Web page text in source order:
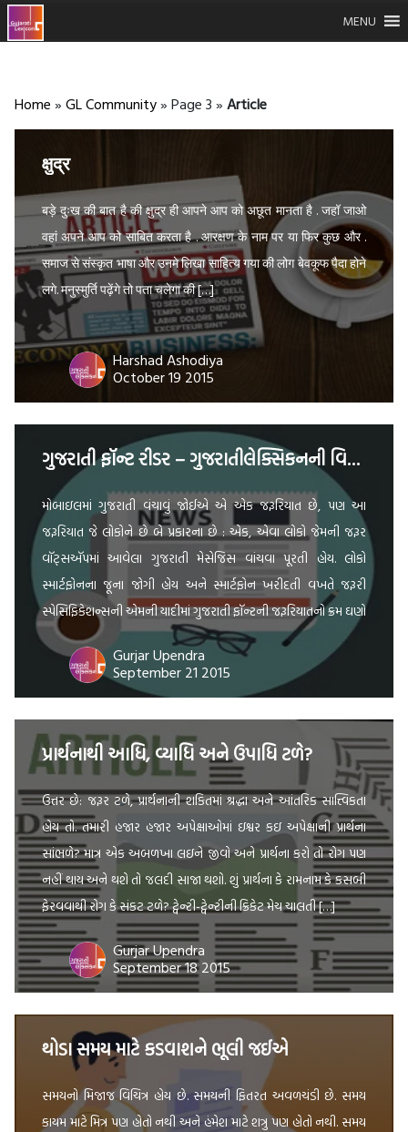
MENU
Home » GL Community» Page 3 » Article
क्षुद्र
बड़े दुःख की बात है की क्षुद्र ही आपने आप को अछूत मानता है . जहॉ जाओ
वहां अपने आप को साबित करता है . आरक्षण के नाम पर या फिर कुछ और .
समाज से संस्कृत भाषा और उनमे लिखा साहित्य गया की लोग बेवकूफ पैदा होने
लगे. मनुस्मुर्ति पढ़ेंगे तो पता चलेगा की […]
Harshad Ashodiya
October 19 2015
ગુજરાતી ફૉન્ટ રીડર – ગુજરાતીલેક્સિકનની વિશેષ પ્રસ્તુતિ
મોબાઇલમાં ગુજરાતી વંચાવું જોઈએ એ એક જરૂરિયાત છે, પણ આ
જરૂરિયાત જે લોકોને છે બે પ્રકારના છે : એક, એવા લોકો જેમની જરૂર
વૉટ્સઍપમાં આવેલા ગુજરાતી મેસેજિસ વાંચવા પૂરતી હોય. લોકો
સ્માર્ટફોનના જૂના જોગી હોય અને સ્માર્ટફોન ખરીદતી વખતે જરૂરી
સ્પેસિફિકેશન્સની એમની યાદીમાં ગુજરાતી ફૉન્ટની જરૂરિયાતનો ક્રમ ઘણો
નીચે હોય. બીજો પ્રકાર એવા લોકોનો છે, […]
Gurjar Upendra
September 21 2015
પ્રાર્થનાથી આધિ, વ્યાધિ અને ઉપાધિ ટળે?
ઉત્તર છે: જરૂર ટળે, પ્રાર્થનાની શકિતમાં શ્રદ્ધા અને આંતરિક સાત્ત્વિકતા
હોય તો. તમારી હજાર હજાર અપેક્ષાઓમાં ઇશ્વર કઇ અપેક્ષાની પ્રાર્થના
સાંભળે? માત્ર એક અબળખા લઇને જીવો અને પ્રાર્થના કરો તો રોગ પણ
નહીં થાય અને થશે તો જલદી સાજા થશો. શું પ્રાર્થના કે રામનામ કે કસબી
ફેરવવાથી રોગ કે સંકટ ટળે? ટ્વેન્ટી-ટ્વેન્ટીની ક્રિકેટ મેચ ચાલતી […]
Gurjar Upendra
September 18 2015
થોડા સમય માટે કડવાશને ભૂલી જઈએ
સમયનો મિજાજ વિચિત્ર હોય છે. સમયની ફિતરત અવળચંડી છે. સમય
કાયમ માટે મિત્ર પણ હોતો નથી અને હંમેશ માટે શત્રુ પણ હોતો નથી. સમય